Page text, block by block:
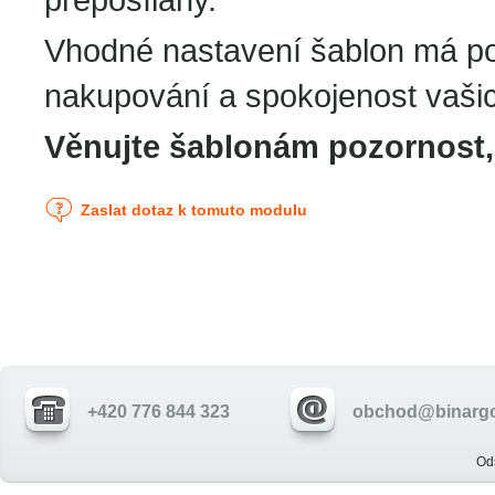
Vhodné nastavení šablon má
nakupování a spokojenost
Věnujte šablonám
Zaslat dotaz k tomuto modulu
+420 776 844 323